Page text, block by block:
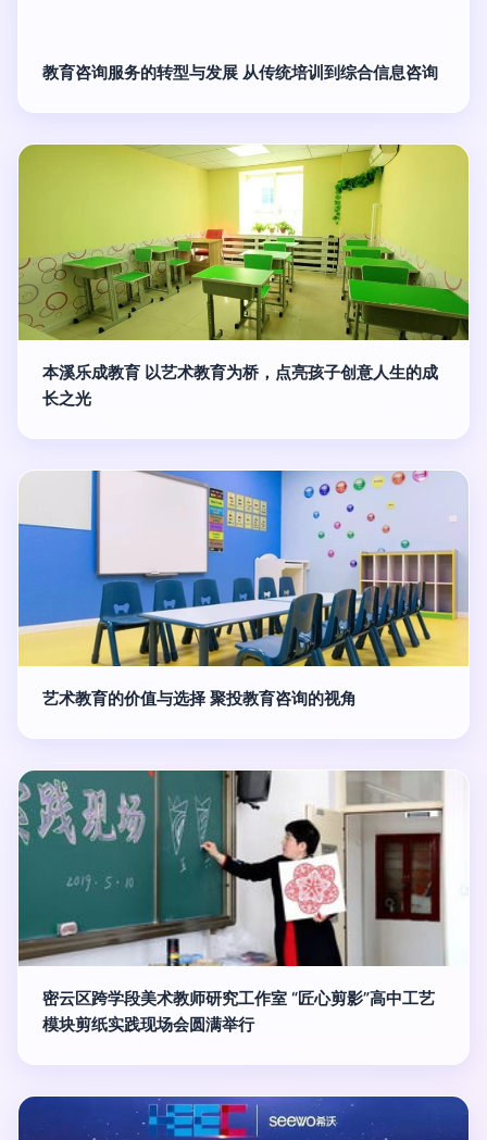
教育咨询服务的转型与发展 从传统培训到综合信息咨询
本溪乐成教育 以艺术教育为桥，点亮孩子创意人生的成
长之光
艺术教育的价值与选择 聚投教育咨询的视角
密云区跨学段美术教师研究工作室 “匠心剪影”高中工艺
模块剪纸实践现场会圆满举行